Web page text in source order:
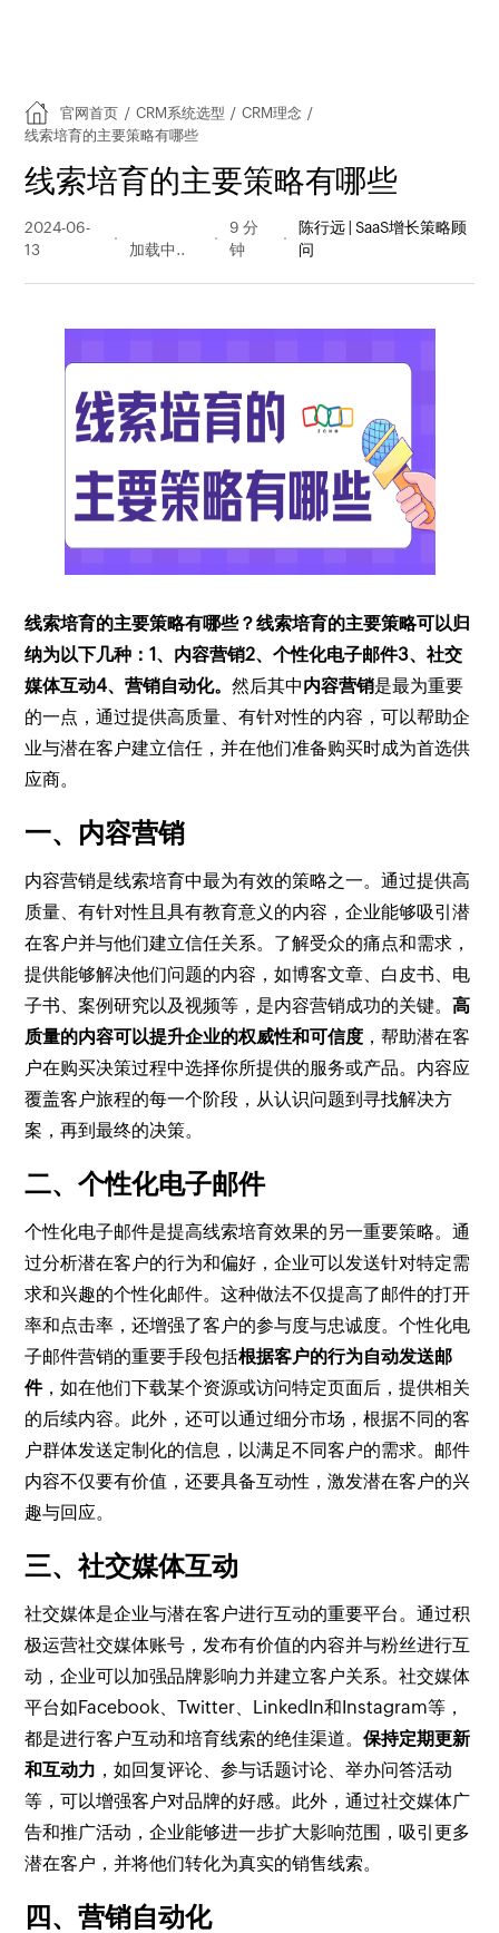
官网首页 / CRM系统选型 / CRM理念 /
线索培育的主要策略有哪些
线索培育的主要策略有哪些
2024-06-
13
量
9 分
钟
陈行远 | SaaS增长策略顾
问
线索培育的主要策略有哪些？线索培育的主要策略可以归
纳为以下几种：1、内容营销2、个性化电子邮件3、社交
媒体互动4、营销自动化。然后其中内容营销是最为重要
的一点，通过提供高质量、有针对性的内容，可以帮助企
业与潜在客户建立信任，并在他们准备购买时成为首选供
应商。
一、内容营销
内容营销是线索培育中最为有效的策略之一。通过提供高
质量、有针对性且具有教育意义的内容，企业能够吸引潜
在客户并与他们建立信任关系。了解受众的痛点和需求，
提供能够解决他们问题的内容，如博客文章、白皮书、电
子书、案例研究以及视频等，是内容营销成功的关键。高
质量的内容可以提升企业的权威性和可信度 ，帮助潜在客
户在购买决策过程中选择你所提供的服务或产品。内容应
覆盖客户旅程的每一个阶段，从认识问题到寻找解决方
案，再到最终的决策。
二、个性化电子邮件
个性化电子邮件是提高线索培育效果的另一重要策略。通
过分析潜在客户的行为和偏好，企业可以发送针对特定需
求和兴趣的个性化邮件。这种做法不仅提高了邮件的打开
率和点击率，还增强了客户的参与度与忠诚度。个性化电
子邮件营销的重要手段包括根据客户的行为自动发送邮
件，如在他们下载某个资源或访问特定页面后，提供相关
的后续内容。此外，还可以通过细分市场，根据不同的客
户群体发送定制化的信息，以满足不同客户的需求。邮件
内容不仅要有价值，还要具备互动性，激发潜在客户的兴
趣与回应。
三、社交媒体互动
社交媒体是企业与潜在客户进行互动的重要平台。通过积
极运营社交媒体账号，发布有价值的内容并与粉丝进行互
动，企业可以加强品牌影响力并建立客户关系。社交媒体
平台如Facebook、Twitter、LinkedIn和Instagram等，
都是进行客户互动和培育线索的绝佳渠道。保持定期更新
和互动力 ，如回复评论、参与话题讨论、举办问答活动
等，可以增强客户对品牌的好感。此外，通过社交媒体广
告和推广活动，企业能够进一步扩大影响范围，吸引更多
潜在客户，并将他们转化为真实的销售线索。
四、营销自动化